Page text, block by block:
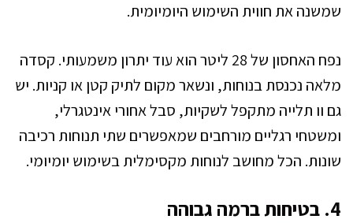
שמשנה את חווית השימוש היומיומית.
נפח האחסון של 28 ליטר הוא עוד יתרון משמעותי. קסדה
מלאה נכנסת בנוחות, ונשאר מקום לתיק קטן או קניות. יש
גם וו תלייה מתקפל לשקיות, סבל אחורי אינטגרלי,
ומשטחי רגליים מורחבים שמאפשרים שתי תנוחות רכיבה
שונות. הכל מחושב לנוחות מקסימלית בשימוש יומיומי.
4. בטיחות ברמה גבוהה